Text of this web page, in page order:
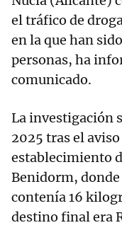
el tráfico de
en la que han
personas, ha
comunicado.
La investigación
2025 tras el
establecimiento
Benidorm,
contenía 16
destino final era